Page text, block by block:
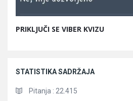
PRIKLJUČI SE VIBER KVIZU
STATISTIKA SADRŽAJA
Pitanja : 22.415